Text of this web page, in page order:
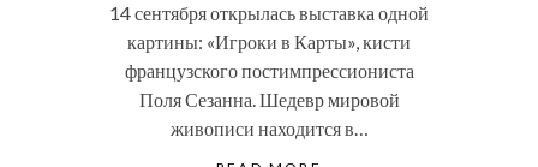
14 сентября открылась выставка одной
картины: «Игроки в Карты», кисти
французского постимпрессиониста
Поля Сезанна. Шедевр мировой
живописи находится в…